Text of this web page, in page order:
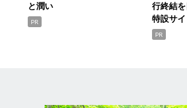
と潤い
PR
行終結
特設サ
PR